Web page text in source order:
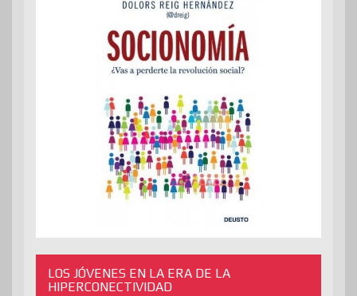
LOS JÓVENES EN LA ERA DE LA
HIPERCONECTIVIDAD